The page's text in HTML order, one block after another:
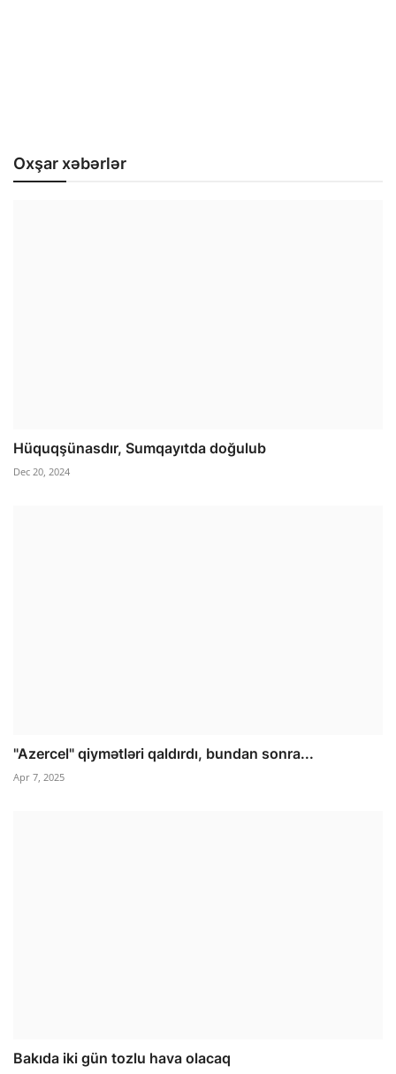
Oxşar xəbərlər
Hüquqşünasdır, Sumqayıtda doğulub
Dec 20, 2024
"Azercel" qiymətləri qaldırdı, bundan sonra...
Apr 7, 2025
Bakıda iki gün tozlu hava olacaq